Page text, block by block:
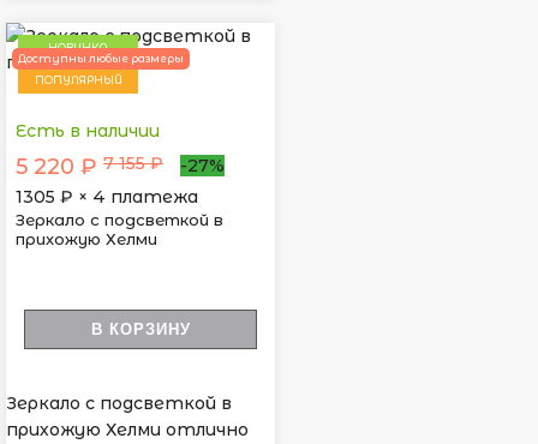
НОВИНКА
ПОПУЛЯРНЫЙ
Доступны любые размеры
Есть в наличии
5 220 ₽ 7 155 ₽
-27%
1305 ₽ × 4 платежа
Зеркало с подсветкой в
прихожую Хелми
В КОРЗИНУ
Зеркало с подсветкой в
прихожую Хелми отлично